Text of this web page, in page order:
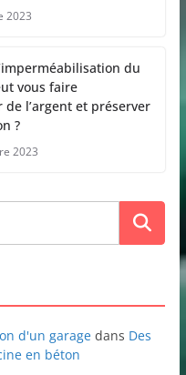
2023
du
vous faire
de l’argent et préserver
?
2023
d'un garagedans Des
en béton